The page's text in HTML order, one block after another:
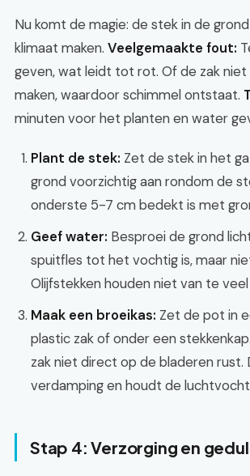
Nu komt de magie: de stek in de
klimaat maken. Veelgemaakte fout:
geven, wat leidt tot rot. Of de zak
maken, waardoor schimmel ontstaat.
minuten voor het planten en water
Plant de stek: Zet de stek in het
grond voorzichtig aan rondom de
onderste 5-7 cm bedekt is met
Geef water: Besproei de grond
spuitfles tot het vochtig is, maar
Olijfstekken houden niet van te
Maak een broeikas: Zet de pot in
plastic zak of onder een
zak niet direct op de bladeren
verdamping en houdt de
Stap 4: Verzorging en